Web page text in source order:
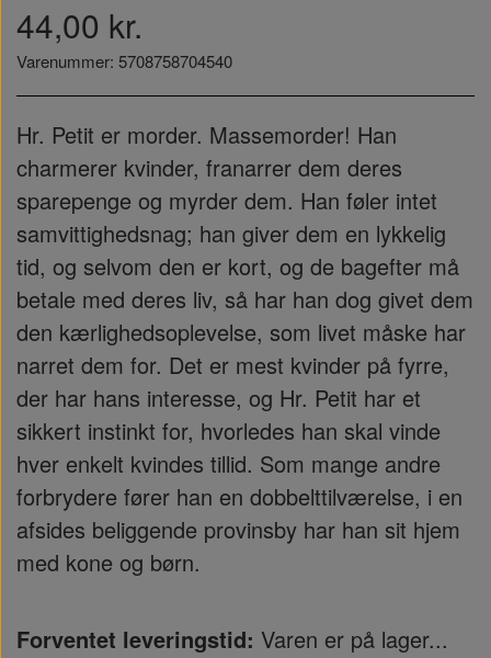
44,00 kr.
Varenummer: 5708758704540
Hr. Petit er morder. Massemorder! Han
charmerer kvinder, franarrer dem deres
sparepenge og myrder dem. Han føler intet
samvittighedsnag; han giver dem en lykkelig
tid, og selvom den er kort, og de bagefter må
betale med deres liv, så har han dog givet dem
den kærlighedsoplevelse, som livet måske har
narret dem for. Det er mest kvinder på fyrre,
der har hans interesse, og Hr. Petit har et
sikkert instinkt for, hvorledes han skal vinde
hver enkelt kvindes tillid. Som mange andre
forbrydere fører han en dobbelttilværelse, i en
afsides beliggende provinsby har han sit hjem
med kone og børn.
Forventet leveringstid: Varen er på lager...